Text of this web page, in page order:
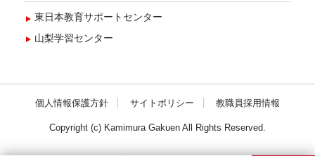
東日本教育サポートセンター
山梨学習センター
個人情報保護方針 サイトポリシー 教職員採用情報
Copyright (c) Kamimura Gakuen All Rights Reserved.